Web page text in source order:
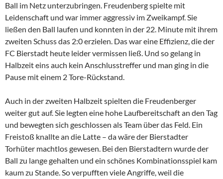
Ball im Netz unterzubringen. Freudenberg spielte mit
Leidenschaft und war immer aggressiv im Zweikampf. Sie
ließen den Ball laufen und konnten in der 22. Minute mit ihrem
zweiten Schuss das 2:0 erzielen. Das war eine Effizienz, die der
FC Bierstadt heute leider vermissen ließ. Und so gelang in
Halbzeit eins auch kein Anschlusstreffer und man ging in die
Pause mit einem 2 Tore-Rückstand.
Auch in der zweiten Halbzeit spielten die Freudenberger
weiter gut auf. Sie legten eine hohe Laufbereitschaft an den Tag
und bewegten sich geschlossen als Team über das Feld. Ein
Freistoß knallte an die Latte – da wäre der Bierstadter
Torhüter machtlos gewesen. Bei den Bierstadtern wurde der
Ball zu lange gehalten und ein schönes Kombinationsspiel kam
kaum zu Stande. So verpufften viele Angriffe, weil die